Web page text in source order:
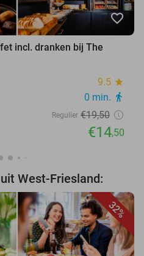
favorite_border
incl. dranken bij The
9.5 star
0 min. directions_walk
Regulier €19,50
€14,50
West-Friesland:
32%